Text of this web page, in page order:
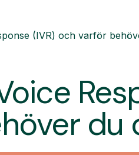
(IVR) och varför
du